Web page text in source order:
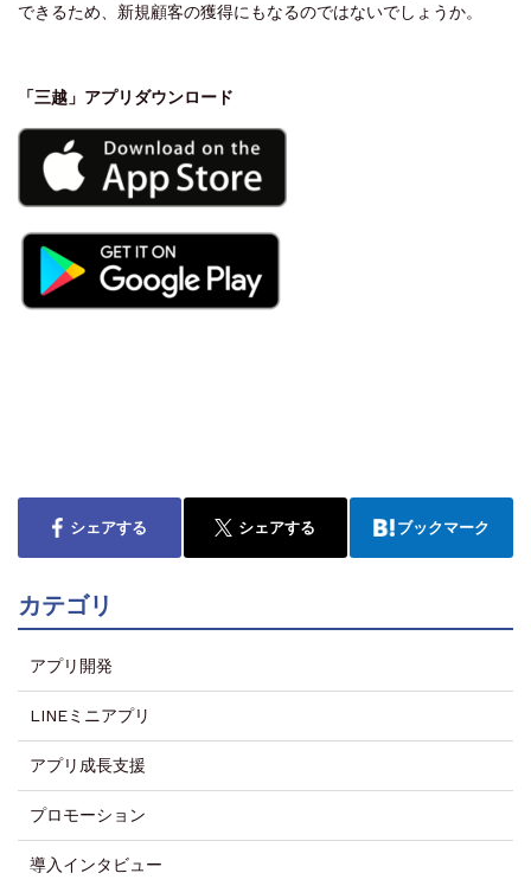
できるため、新規顧客の獲得にもなるのではないでしょうか。
「三越」アプリダウンロード
シェアする シェアする ブックマーク
カテゴリ
アプリ開発
LINEミニアプリ
アプリ成長支援
プロモーション
導入インタビュー